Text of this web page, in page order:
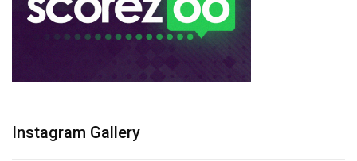
Instagram Gallery